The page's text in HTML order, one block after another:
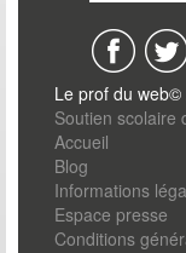
Le prof du
Soutien scolaire
Accueil
Blog
Informations
Espace presse
Conditions